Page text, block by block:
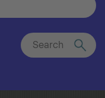
Search